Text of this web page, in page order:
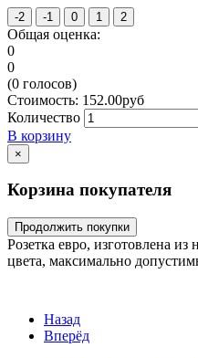
Общая оценка:
0
0
(0 голосов)
Стоимость: 152.00руб
Количество
В корзину
×
Корзина покупателя
Продолжить покупки
Розетка евро, изготовлена
цвета, максимально
Назад
Вперёд